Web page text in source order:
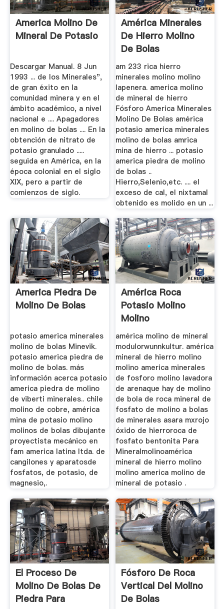
America Molino De
Mineral De Potasio
Descargar Manual. 8 Jun
1993 ... de los Minerales",
de gran éxito en la
comunidad minera y en el
ámbito académico, a nivel
nacional e .... Apagadores
en molino de bolas .... En la
obtención de nitrato de
potasio granulado .....
seguida en América, en la
época colonial en el siglo
XIX, pero a partir de
comienzos de siglo.
América Minerales
De Hierro Molino
De Bolas
am 233 rica hierro
minerales molino molino
lapenera. america molino
de mineral de hierro
Fósforo America Minerales
Molino De Bolas américa
potasio america minerales
molino de bolas amrica
mina de hierro ... potasio
america piedra de molino
de bolas ..
Hierro,Selenio,etc. .... el
exceso de cal, el nixtamal
obtenido es molido en un ...
America Piedra De
Molino De Bolas
potasio america minerales
molino de bolas Minevik.
potasio america piedra de
molino de bolas. más
información acerca potasio
america piedra de molino
de viberti minerales.. chile
molino de cobre, américa
mina de potasio molino
molinos de bolas dibujante
proyectista mecánico en
fam america latina ltda. de
cangilones y aparatosde
fosfatos, de potasio, de
magnesio,.
América Roca
Potasio Molino
Molino
américa molino de mineral
modulorwunnkultur. américa
mineral de hierro molino
molino america minerales
de fosforo molino lavadora
de arenaque hay de molino
de bola de roca mineral de
fosfato de molino a bolas
de minerales asara mxrojo
óxido de hierroroca de
fosfato bentonita Para
Mineralmolinoamérica
mineral de hierro molino
molino america molino de
mineral de potasio .
El Proceso De
Molino De Bolas De
Piedra Para
Fósforo De Roca
Vertical Del Molino
De Bolas